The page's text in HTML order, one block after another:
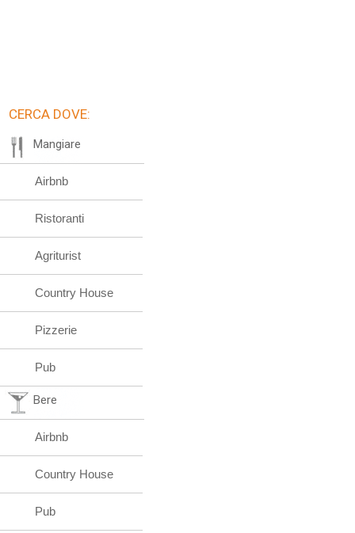
CERCA DOVE:
Mangiare
Airbnb
Ristoranti
Agriturist
Country House
Pizzerie
Pub
Bere
Airbnb
Country House
Pub